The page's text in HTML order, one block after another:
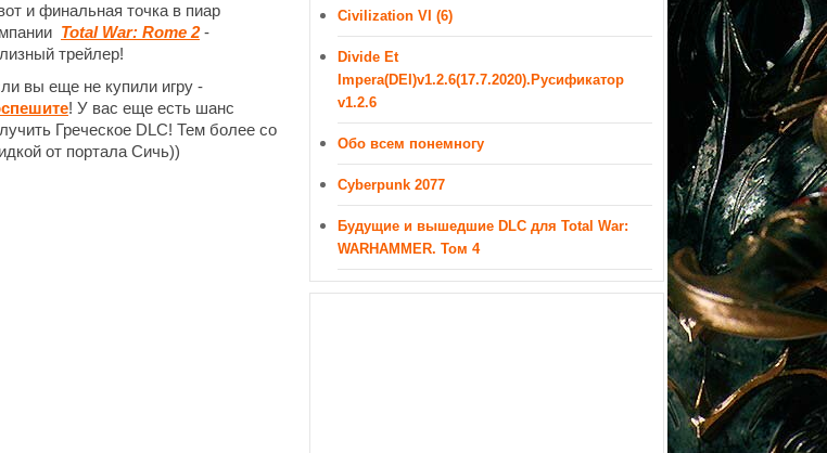
и финальная точка в пиар
Total War: Rome 2-
трейлер!
вы еще не купили игру -
! У вас еще есть шанс
Греческое DLC! Тем более со
от портала Сичь))
Civilization VI (6)
Divide Et
Impera(DEI)v1.2.6(17.7.2020).Русификатор
v1.2.6
Обо всем понемногу
Cyberpunk 2077
Будущие и вышедшие DLC для Total War:
WARHAMMER. Том 4